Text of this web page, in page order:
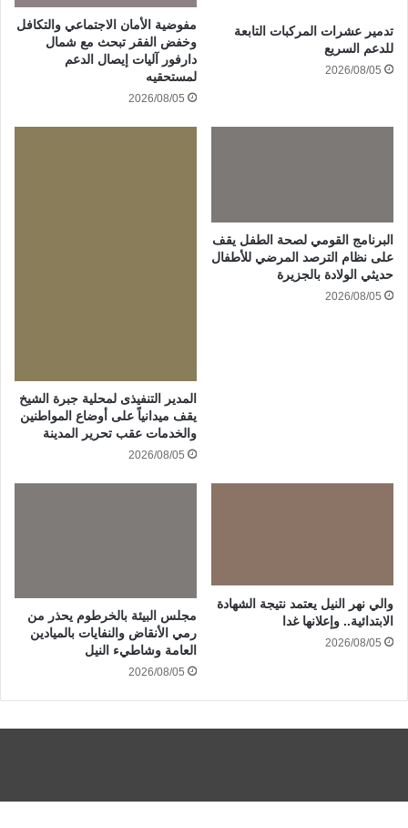
تدمير عشرات المركبات التابعة
للدعم السريع
2026/08/05
مفوضية الأمان الاجتماعي والتكافل
وخفض الفقر تبحث مع شمال
دارفور آليات إيصال الدعم
لمستحقيه
2026/08/05
البرنامج القومي لصحة الطفل يقف
على نظام الترصد المرضي للأطفال
حديثي الولادة بالجزيرة
2026/08/05
المدير التنفيذى لمحلية جبرة الشيخ
يقف ميدانياً على أوضاع المواطنين
والخدمات عقب تحرير المدينة
2026/08/05
والي نهر النيل يعتمد نتيجة الشهادة
الابتدائية.. وإعلانها غدا
2026/08/05
مجلس البيئة بالخرطوم يحذر من
رمي الأنقاض والنفايات بالميادين
العامة وشاطيء النيل
2026/08/05